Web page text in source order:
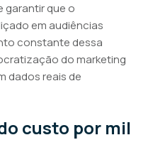
garantir que o
em audiências
constante dessa
do marketing
dados reais de
custo por mil